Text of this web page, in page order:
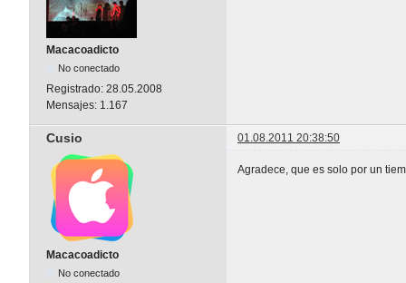
Macacoadicto
No conectado
Registrado: 28.05.2008
Mensajes: 1.167
Cusio 01.08.2011 20:38:50
Macacoadicto
No conectado
Agradece, que es solo por un